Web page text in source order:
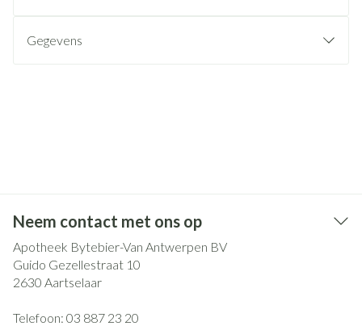
Gegevens
Neem contact met ons op
Apotheek Bytebier-Van Antwerpen BV
Guido Gezellestraat 10
2630 Aartselaar
Telefoon: 03 887 23 20